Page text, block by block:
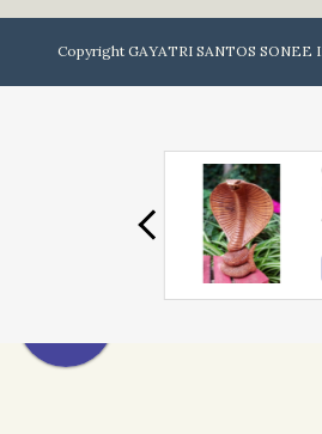
Copyright GAYATRI SANTOS